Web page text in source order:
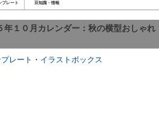
プレート 豆知識・情報
年１０月カレンダー：秋の横型おしゃれ
レート ・ イラストボックス